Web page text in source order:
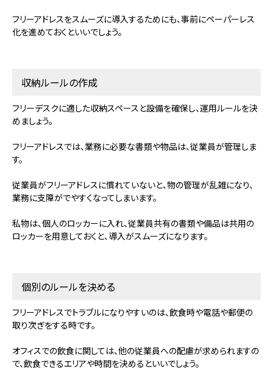
フリーアドレスをスムーズに導入するためにも、事前にペーパーレス
化を進めておくといいでしょう。
収納ルールの作成
フリーデスクに適した収納スペースと設備を確保し、運用ルールを決
めましょう。
フリーアドレスでは、業務に必要な書類や物品は、従業員が管理しま
す。
従業員がフリーアドレスに慣れていないと、物の管理が乱雑になり、
業務に支障がでやすくなってしまいます。
私物は、個人のロッカーに入れ、従業員共有の書類や備品は共用の
ロッカーを用意しておくと、導入がスムーズになります。
個別のルールを決める
フリーアドレスでトラブルになりやすいのは、飲食時や電話や郵便の
取り次ぎをする時です。
オフィスでの飲食に関しては、他の従業員への配慮が求められますの
で、飲食できるエリアや時間を決めるといいでしょう。